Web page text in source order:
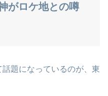
がロケ地との噂
題になっているのが、東